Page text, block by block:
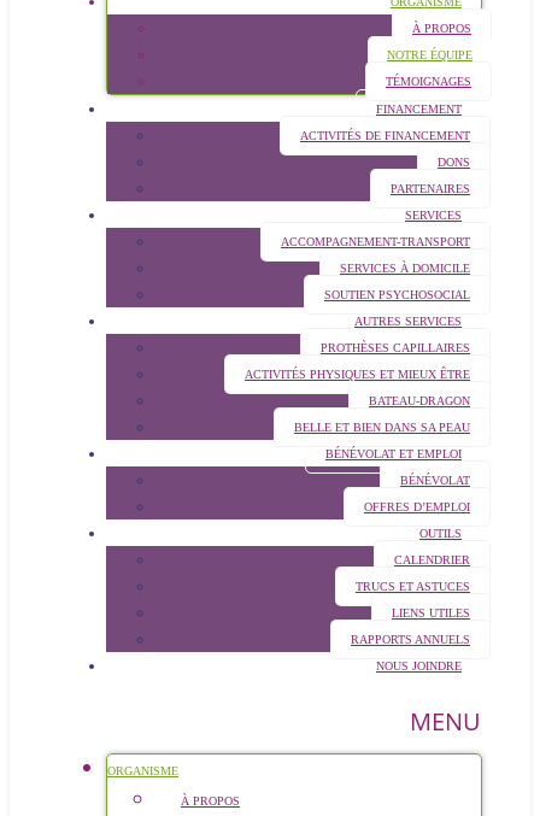
À PROPOS
NOTRE ÉQUIPE
TÉMOIGNAGES
FINANCEMENT
ACTIVITÉS DE FINANCEMENT
DONS
PARTENAIRES
SERVICES
ACCOMPAGNEMENT-TRANSPORT
SERVICES À DOMICILE
SOUTIEN PSYCHOSOCIAL
AUTRES SERVICES
PROTHÈSES CAPILLAIRES
ACTIVITÉS PHYSIQUES ET MIEUX ÊTRE
BATEAU-DRAGON
BELLE ET BIEN DANS SA PEAU
BÉNÉVOLAT ET EMPLOI
BÉNÉVOLAT
OFFRES D’EMPLOI
OUTILS
CALENDRIER
TRUCS ET ASTUCES
LIENS UTILES
RAPPORTS ANNUELS
NOUS JOINDRE
MENU
ORGANISME
À PROPOS